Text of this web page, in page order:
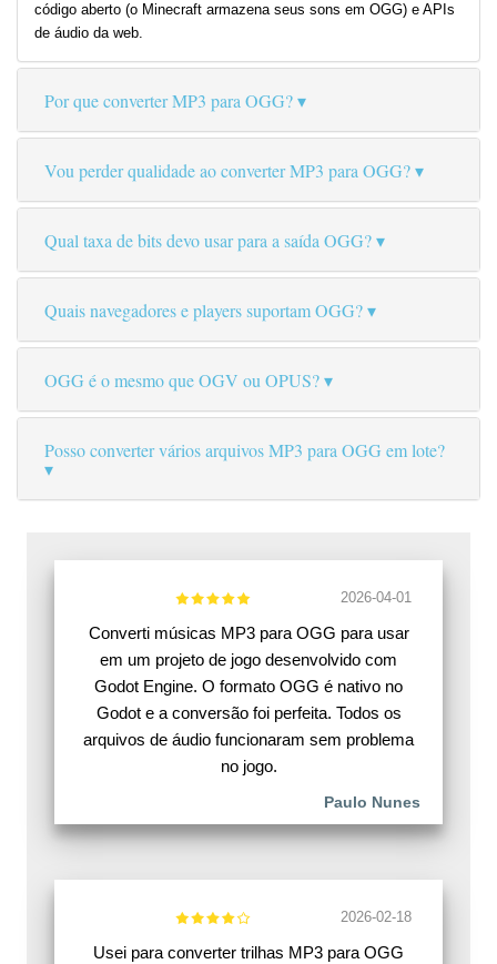
código aberto (o Minecraft armazena seus sons em OGG) e APIs
de áudio da web.
Por que converter MP3 para OGG?
Vou perder qualidade ao converter MP3 para OGG?
Qual taxa de bits devo usar para a saída OGG?
Quais navegadores e players suportam OGG?
OGG é o mesmo que OGV ou OPUS?
Posso converter vários arquivos MP3 para OGG em lote?
2026-04-01
Converti músicas MP3 para OGG para usar
em um projeto de jogo desenvolvido com
Godot Engine. O formato OGG é nativo no
Godot e a conversão foi perfeita. Todos os
arquivos de áudio funcionaram sem problema
no jogo.
Paulo Nunes
2026-02-18
Usei para converter trilhas MP3 para OGG